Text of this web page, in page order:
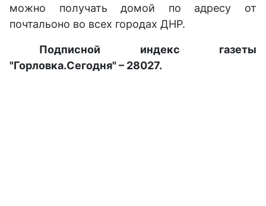
можно получать домой по адресу от
почтальоно во всех городах ДНР.
Подписной индекс газеты
"Горловка.Сегодня" – 28027.